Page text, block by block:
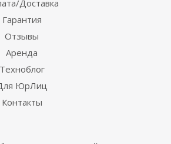
Доставка
Гарантия
Отзывы
Аренда
Техноблог
ЮрЛиц
Контакты